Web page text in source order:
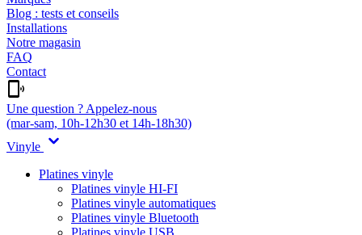
Blog : tests et conseils
Installations
Notre magasin
FAQ
Contact
Une question ? Appelez-nous
(mar-sam, 10h-12h30 et 14h-18h30)
Vinyle
Platines vinyle
Platines vinyle HI-FI
Platines vinyle automatiques
Platines vinyle Bluetooth
Platines vinyle USB